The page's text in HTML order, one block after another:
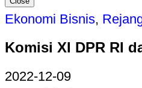
Ekonomi Bisnis,
Komisi XI DPR RI
2022-12-09